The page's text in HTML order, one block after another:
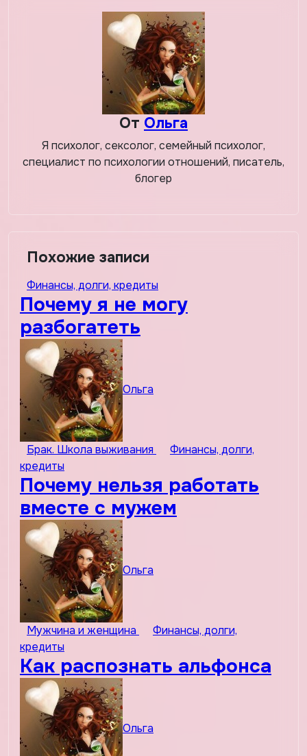
От Ольга
Я психолог, сексолог, семейный психолог,
специалист по психологии отношений, писатель,
блогер
Похожие записи
Финансы, долги, кредиты
Почему я не могу
разбогатеть
Ольга
Брак. Школа выживания
Финансы, долги,
кредиты
Почему нельзя работать
вместе с мужем
Ольга
Мужчина и женщина
Финансы, долги,
кредиты
Как распознать альфонса
Ольга